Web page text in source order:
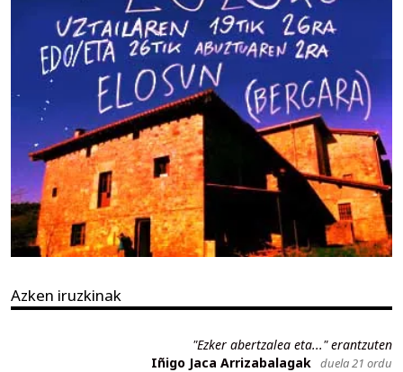
Azken iruzkinak
"Ezker abertzalea eta..." erantzuten
Iñigo Jaca Arrizabalagak duela 21 ordu